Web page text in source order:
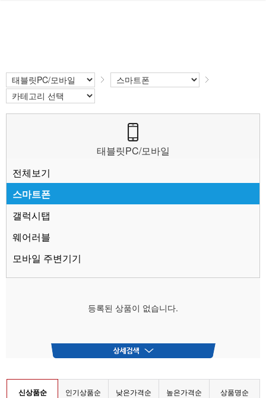
태블릿PC/모바일
전체보기
스마트폰
갤럭시탭
웨어러블
모바일 주변기기
등록된 상품이 없습니다.
신상품순 인기상품순 낮은가격순 높은가격순 상품명순